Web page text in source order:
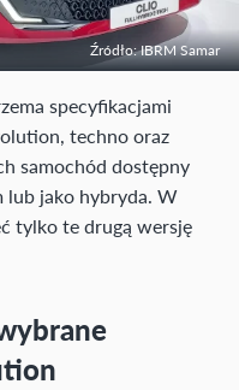
Źródło: IBRM Samar
specyfikacjami
techno oraz
samochód dostępny
lub jako hybryda. W
tylko te drugą wersję